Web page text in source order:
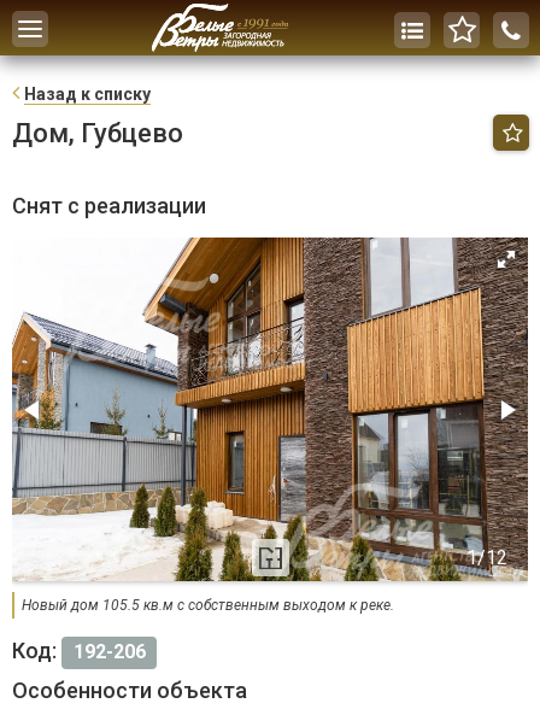
Toggle
navigation
Назад к списку
Дом, Губцево
Снят с реализации
Новый дом 105.5 кв.м с собственным выходом к реке.
Код: 192-206
Особенности объекта